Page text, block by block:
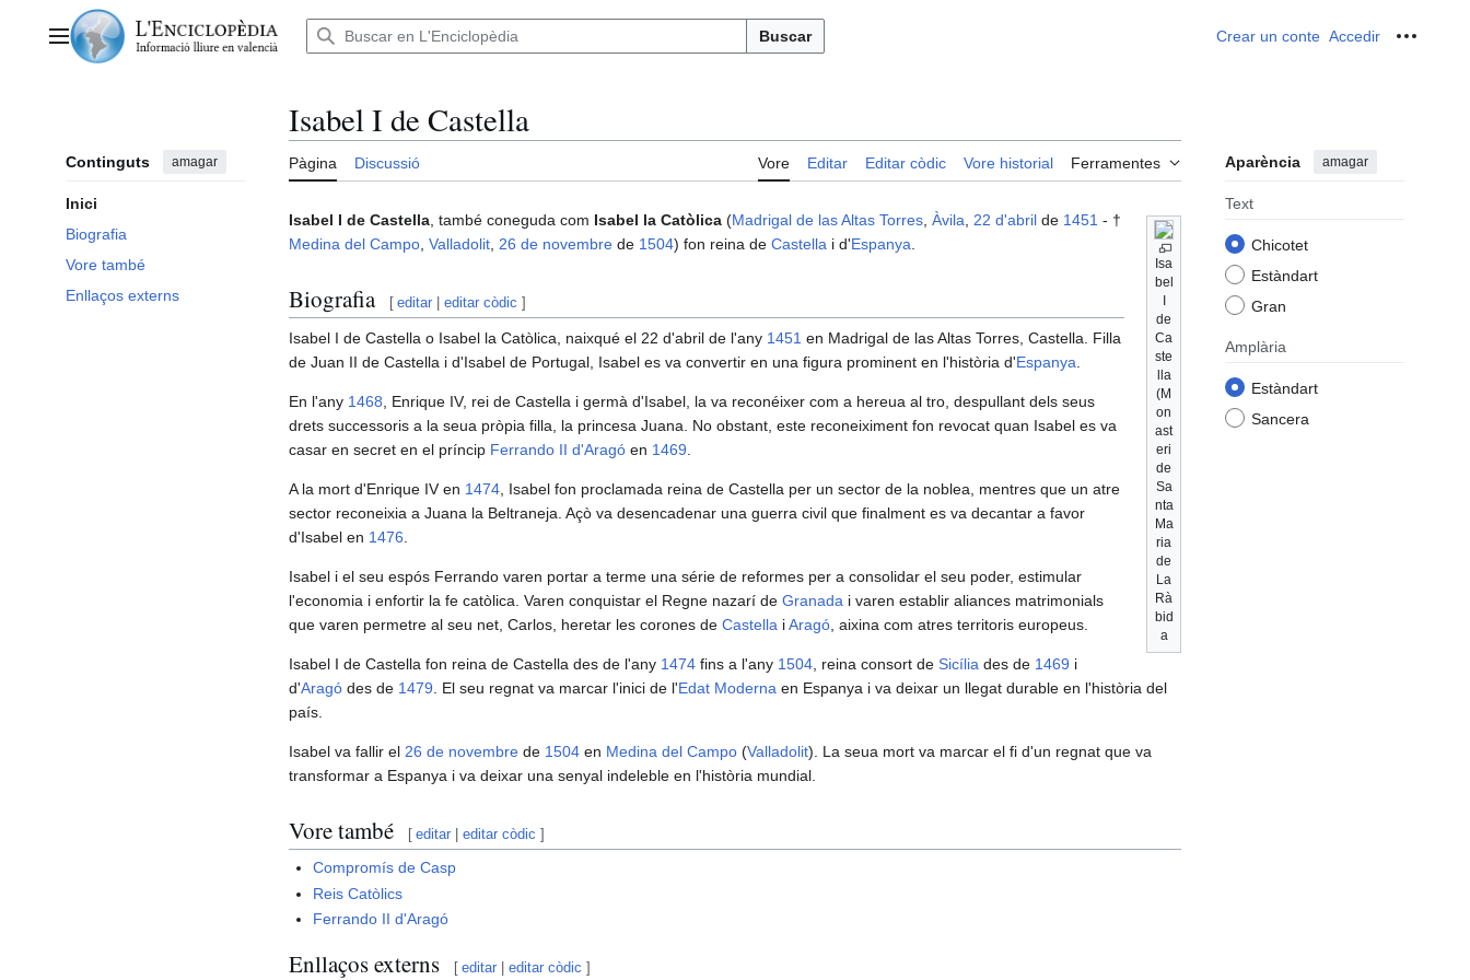
contingutMenú principal Buscar Crear un conte Accedir
Continguts amagar
Inici
Biografia
Vore també
Enllaços externs
Isabel I de Castella
Pàgina Discussió Vore Editar Editar còdic Vore historial Ferramentes Aparència amagar
Text
Chicotet
Estàndart
Gran
Amplària
Estàndart
Sancera
Isa
bel
de
Ca
ste
lla
(M
on
ast
eri
de
Sa
nta
Ma
ria
de
La
Rà
bid
a
Isabel I de Castella , també coneguda com Isabel la Catòlica (Madrigal de las Altas Torres Àvila 22 d'abril de 1451 - †
Medina del Campo Valladolit 26 de novembre de 1504) fon reina de Castella i d'Espanya
Biografia [ editar |editar còdic ]
Isabel I de Castella o Isabel la Catòlica, naixqué el 22 d'abril de l'any 1451 en Madrigal de las Altas Torres, Castella. Filla
de Juan II de Castella i d'Isabel de Portugal, Isabel es va convertir en una figura prominent en l'història d'Espanya
En l'any 1468 , Enrique IV, rei de Castella i germà d'Isabel, la va reconéixer com a hereua al tro, despullant dels seus
drets successoris a la seua pròpia filla, la princesa Juana. No obstant, este reconeiximent fon revocat quan Isabel es va
casar en secret en el príncip Ferrando II d'Aragó en 1469
A la mort d'Enrique IV en 1474 , Isabel fon proclamada reina de Castella per un sector de la noblea, mentres que un atre
sector reconeixia a Juana la Beltraneja. Açò va desencadenar una guerra civil que finalment es va decantar a favor
d'Isabel en 1476
Isabel i el seu espós Ferrando varen portar a terme una série de reformes per a consolidar el seu poder, estimular
l'economia i enfortir la fe catòlica. Varen conquistar el Regne nazarí de Granada i varen establir aliances matrimonials
que varen permetre al seu net, Carlos, heretar les corones de Castella iAragó , aixina com atres territoris europeus.
Isabel I de Castella fon reina de Castella des de l'any 1474 fins a l'any 1504 , reina consort de Sicília des de 1469 i
d'Aragó des de 1479 . El seu regnat va marcar l'inici de l'Edat Moderna en Espanya i va deixar un llegat durable en l'història del
país.
Isabel va fallir el 26 de novembre de 1504 en Medina del Campo (Valladolit). La seua mort va marcar el fi d'un regnat que va
transformar a Espanya i va deixar una senyal indeleble en l'història mundial.
Vore també [ editar |editar còdic ]
Compromís de Casp
Reis Catòlics
Ferrando II d'Aragó
Enllaços externs [ editar |editar còdic ]